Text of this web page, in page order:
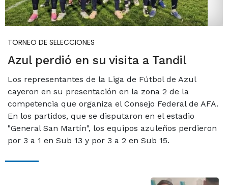
TORNEO DE SELECCIONES
Azul perdió en su visita a Tandil
Los representantes de la Liga de Fútbol de Azul
cayeron en su presentación en la zona 2 de la
competencia que organiza el Consejo Federal de AFA.
En los partidos, que se disputaron en el estadio
"General San Martín", los equipos azuleños perdieron
por 3 a 1 en Sub 13 y por 3 a 2 en Sub 15.